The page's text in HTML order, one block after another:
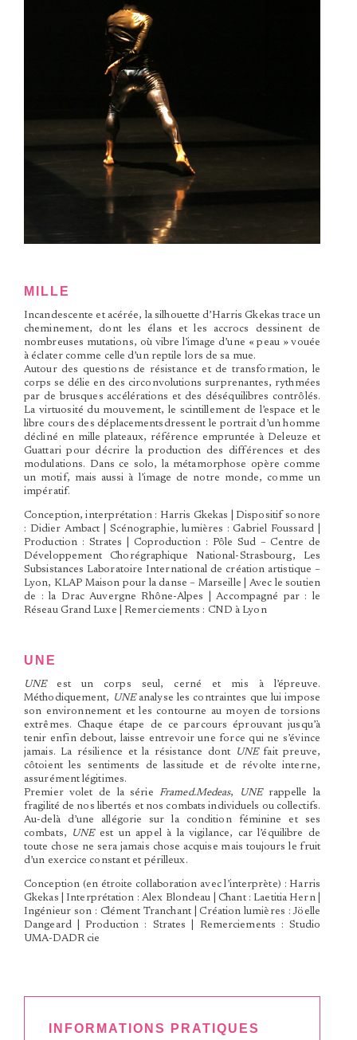
MILLE
Incandescente et acérée, la silhouette d’Harris Gkekas trace un
cheminement, dont les élans et les accrocs dessinent de
nombreuses mutations, où vibre l’image d’une « peau » vouée
à éclater comme celle d’un reptile lors de sa mue.
Autour des questions de résistance et de transformation, le
corps se délie en des circonvolutions surprenantes, rythmées
par de brusques accélérations et des déséquilibres contrôlés.
La virtuosité du mouvement, le scintillement de l’espace et le
libre cours des déplacementsdressent le portrait d’un homme
décliné en mille plateaux, référence empruntée à Deleuze et
Guattari pour décrire la production des différences et des
modulations. Dans ce solo, la métamorphose opère comme
un motif, mais aussi à l’image de notre monde, comme un
impératif.
Conception, interprétation : Harris Gkekas | Dispositif sonore
: Didier Ambact | Scénographie, lumières : Gabriel Foussard |
Production : Strates | Coproduction : Pôle Sud – Centre de
Développement Chorégraphique National-Strasbourg, Les
Subsistances Laboratoire International de création artistique –
Lyon, KLAP Maison pour la danse – Marseille | Avec le soutien
de : la Drac Auvergne Rhône-Alpes | Accompagné par : le
Réseau Grand Luxe | Remerciements : CND à Lyon
UNE
UNEest un corps seul, cerné et mis à l’épreuve.
Méthodiquement, UNEanalyse les contraintes que lui impose
son environnement et les contourne au moyen de torsions
extrêmes. Chaque étape de ce parcours éprouvant jusqu’à
tenir enfin debout, laisse entrevoir une force qui ne s’évince
jamais. La résilience et la résistance dont
UNE fait preuve,
côtoient les sentiments de lassitude et de révolte interne,
assurément légitimes.
Premier volet de la sérieFramed.Medeas, UNErappelle la
fragilité de nos libertés et nos combats individuels ou collectifs.
Au-delà d’une allégorie sur la condition féminine et ses
combats,
UNEest un appel à la vigilance, car l’équilibre de
toute chose ne sera jamais chose acquise mais toujours le fruit
d’un exercice constant et périlleux.
Conception (en étroite collaboration avec l’interprète) : Harris
Gkekas | Interprétation : Alex Blondeau | Chant : Laetitia Hern |
Ingénieur son : Clément Tranchant | Création lumières : Jöelle
Dangeard | Production : Strates | Remerciements : Studio
UMA-DADR cie
INFORMATIONS PRATIQUES